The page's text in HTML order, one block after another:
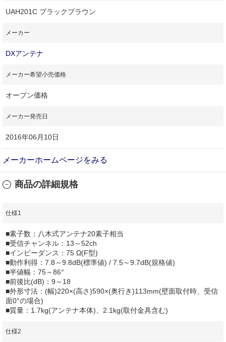
UAH201C ブラックブラウン
メーカー
DXアンテナ
メーカー希望小売価格
オープン価格
メーカー発売日
2016年06月10日
メーカーホームページをみる
商品の詳細規格
仕様1
■素子数：八木式アンテナ20素子相当
■受信チャンネル：13～52ch
■インピーダンス：75 Ω(F型)
■動作利得：7.8～9.8dB(標準値) / 7.5～9.7dB(規格値)
■半値幅：75～86°
■前後比(dB)：9～18
■外形寸法：(幅)220×(高さ)590×(奥行き)113mm(壁面取付時、受信
面0°の場合)
■質量：1.7kg(アンテナ本体)、2.1kg(取付金具含む)
仕様2